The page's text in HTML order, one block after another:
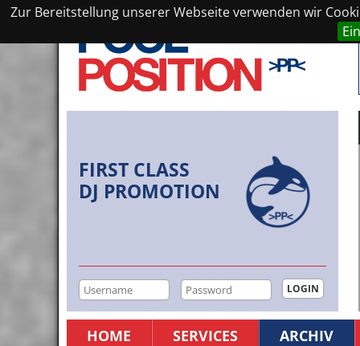
Zur Bereitstellung unserer Webseite verwenden wir
FIRST CLASS
DJ PROMOTION
HOME SERVICES ARCHIV